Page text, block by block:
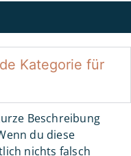
Kategorie für
Beschreibung
du diese
nichts falsch